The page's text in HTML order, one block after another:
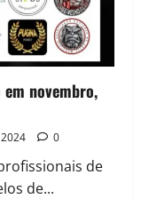
em novembro,
0
de
de...